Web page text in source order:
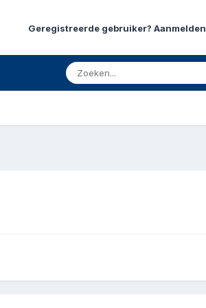
Geregistreerde gebruiker? Aanmelden